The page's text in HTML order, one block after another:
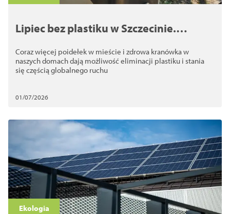
Lipiec bez plastiku w Szczecinie.
plastikiem
Coraz więcej poidełek w mieście i zdrowa kranówka w
naszych domach dają możliwość eliminacji plastiku i stania
się częścią globalnego ruchu
01/07/2026
Ekologia